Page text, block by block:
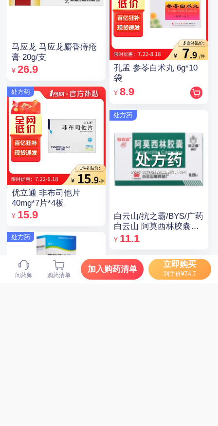
问药师 购药清单
加入购药清单
立即购买
到手价¥74.7
马应龙 马应龙麝香痔疮
膏 20g/支
¥ 26.9
处方药
优立通 非布司他片
40mg*7片*4板
¥ 15.9
处方药
孔孟 参苓白术丸 6g*10
袋
¥ 8.9
处方药
白云山/抗之霸/BYS/广药
白云山 阿莫西林胶囊
0.25g*10粒*5板
¥ 11.1